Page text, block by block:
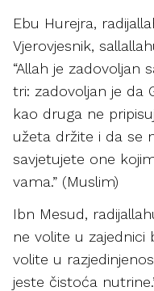
Ebu Hurejra,
Vjerovjesnik,
“Allah je zadovoljan
tri: zadovoljan je da
kao druga ne
užeta držite i da se
savjetujete one
vama.” (Muslim)
Ibn Mesud,
ne volite u zajednici
volite u
jeste čistoća